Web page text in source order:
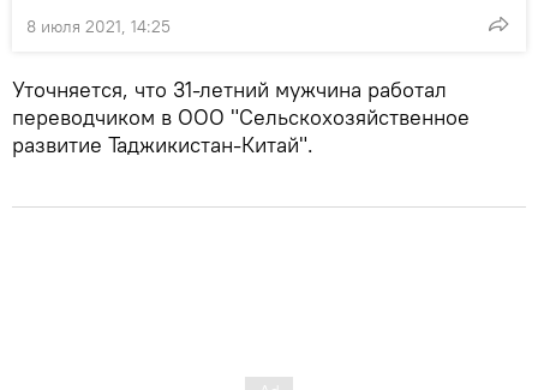
8 июля 2021, 14:25
Уточняется, что 31-летний мужчина работал
переводчиком в ООО "Сельскохозяйственное
развитие Таджикистан-Китай".